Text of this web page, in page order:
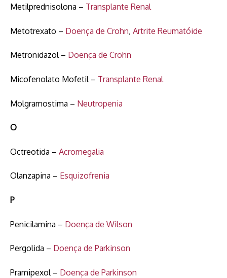
Metilprednisolona – Transplante Renal
Metotrexato – Doença de Crohn, Artrite Reumatóide
Metronidazol – Doença de Crohn
Micofenolato Mofetil – Transplante Renal
Molgramostima – Neutropenia
O
Octreotida – Acromegalia
Olanzapina – Esquizofrenia
P
Penicilamina – Doença de Wilson
Pergolida – Doença de Parkinson
Pramipexol – Doença de Parkinson